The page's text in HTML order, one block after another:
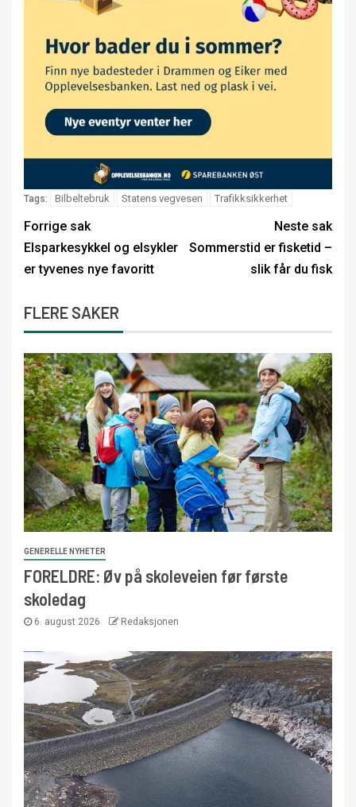
Tags: Bilbeltebruk Statens vegvesen Trafikksikkerhet
Forrige sak
Elsparkesykkel og elsykler
er tyvenes nye favoritt
Neste sak
Sommerstid er fisketid –
slik får du fisk
FLERE SAKER
GENERELLE NYHETER
FORELDRE: Øv på skoleveien før første
skoledag
6. august 2026 Redaksjonen